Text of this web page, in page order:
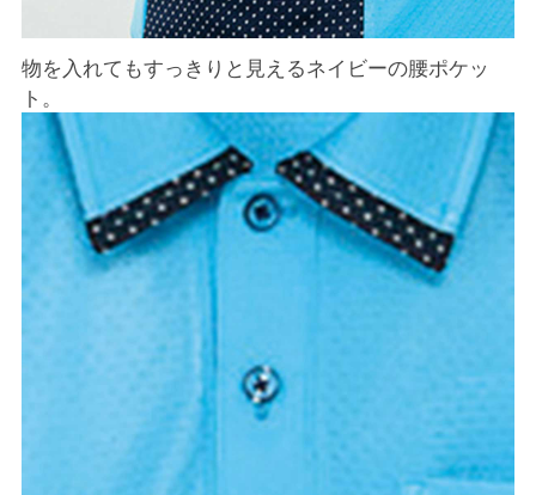
物を入れてもすっきりと見えるネイビーの腰ポケッ
ト。